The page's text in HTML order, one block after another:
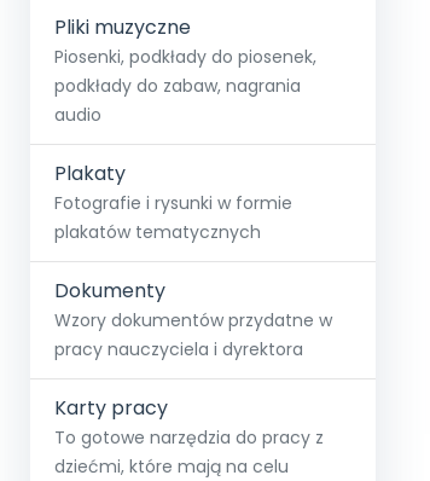
Pliki muzyczne
Piosenki, podkłady do piosenek,
podkłady do zabaw, nagrania
audio
Plakaty
Fotografie i rysunki w formie
plakatów tematycznych
Dokumenty
Wzory dokumentów przydatne w
pracy nauczyciela i dyrektora
Karty pracy
To gotowe narzędzia do pracy z
dziećmi, które mają na celu